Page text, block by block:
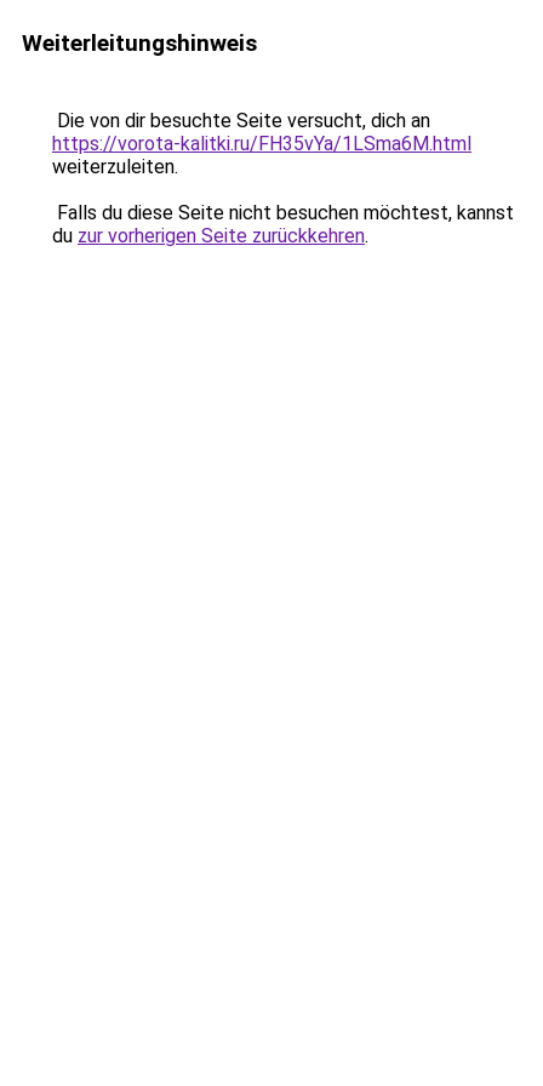
Weiterleitungshinweis
Die von dir besuchte Seite versucht, dich an
https://vorota-kalitki.ru/FH35vYa/1LSma6M.html
weiterzuleiten.
Falls du diese Seite nicht besuchen möchtest, kannst
du zur vorherigen Seite zurückkehren.